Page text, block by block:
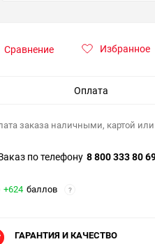
Сравнение Избранное
Оплата
заказа наличными, картой
по телефону 8 800 333 80
+624 баллов ?
ГАРАНТИЯ И КАЧЕСТВО